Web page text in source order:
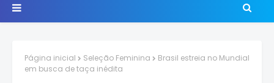
Página inicial Seleção Feminina
Brasil estreia no Mundial
em busca de taça inédita